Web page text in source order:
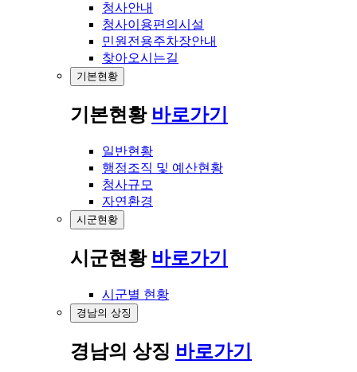
청사안내
청사이용편의시설
민원전용주차장안내
찾아오시는길
기본현황
기본현황 바로가기
일반현황
행정조직 및 예산현황
청사규모
자연환경
시군현황
시군현황 바로가기
시군별 현황
경남의 상징
경남의 상징 바로가기